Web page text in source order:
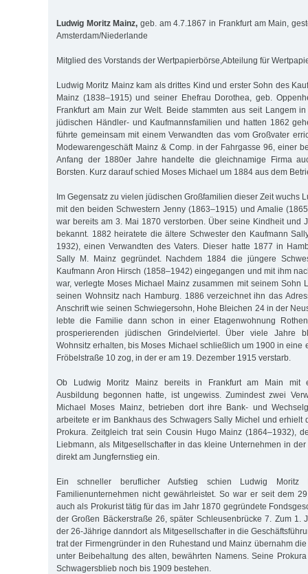
Ludwig Moritz Mainz, geb. am 4.7.1867 in Frankfurt am Main,
Amsterdam/Niederlande
Mitglied des Vorstands der Wertpapierbörse,Abteilung für
Ludwig Moritz Mainz kam als drittes Kind und erster Sohn des
Mainz (1838–1915) und seiner Ehefrau Dorothea, geb.
Frankfurt am Main zur Welt. Beide stammten aus seit Langem
jüdischen Händler- und Kaufmannsfamilien und hatten 1862
führte gemeinsam mit einem Verwandten das vom Großvater
Modewarengeschäft Mainz & Comp. in der Fahrgasse 96, einer
Anfang der 1880er Jahre handelte die gleichnamige Firma
Borsten. Kurz darauf schied Moses Michael um 1884 aus dem
Im Gegensatz zu vielen jüdischen Großfamilien dieser Zeit wuchs
mit den beiden Schwestern Jenny (1863–1915) und Amalie
war bereits am 3. Mai 1870 verstorben. Über seine Kindheit und
bekannt. 1882 heiratete die ältere Schwester den Kaufmann
1932), einen Verwandten des Vaters. Dieser hatte 1877 in
Sally M. Mainz gegründet. Nachdem 1884 die jüngere
Kaufmann Aron Hirsch (1858–1942) eingegangen und mit ihm
war, verlegte Moses Michael Mainz zusammen mit seinem Sohn
seinen Wohnsitz nach Hamburg. 1886 verzeichnet ihn das
Anschrift wie seinen Schwiegersohn, Hohe Bleichen 24 in der
lebte die Familie dann schon in einer Etagenwohnung
prosperierenden jüdischen Grindelviertel. Über viele Jahre
Wohnsitz erhalten, bis Moses Michael schließlich um 1900 in eine
Fröbelstraße 10 zog, in der er am 19. Dezember 1915 verstarb.
Ob Ludwig Moritz Mainz bereits in Frankfurt am Main mit
Ausbildung begonnen hatte, ist ungewiss. Zumindest zwei
Michael Moses Mainz, betrieben dort ihre Bank- und
arbeitete er im Bankhaus des Schwagers Sally Michel und erhielt
Prokura. Zeitgleich trat sein Cousin Hugo Mainz (1864–1932),
Liebmann, als Mitgesellschafter in das kleine Unternehmen in
direkt am Jungfernstieg ein.
Ein schneller beruflicher Aufstieg schien Ludwig Moritz
Familienunternehmen nicht gewährleistet. So war er seit dem
auch als Prokurist tätig für das im Jahr 1870 gegründete
der Großen Bäckerstraße 26, später Schleusenbrücke 7. Zum 1.
der 26-Jährige danndort als Mitgesellschafter in die
trat der Firmengründer in den Ruhestand und Mainz übernahm
unter Beibehaltung des alten, bewährten Namens. Seine
Schwagersblieb noch bis 1909 bestehen.